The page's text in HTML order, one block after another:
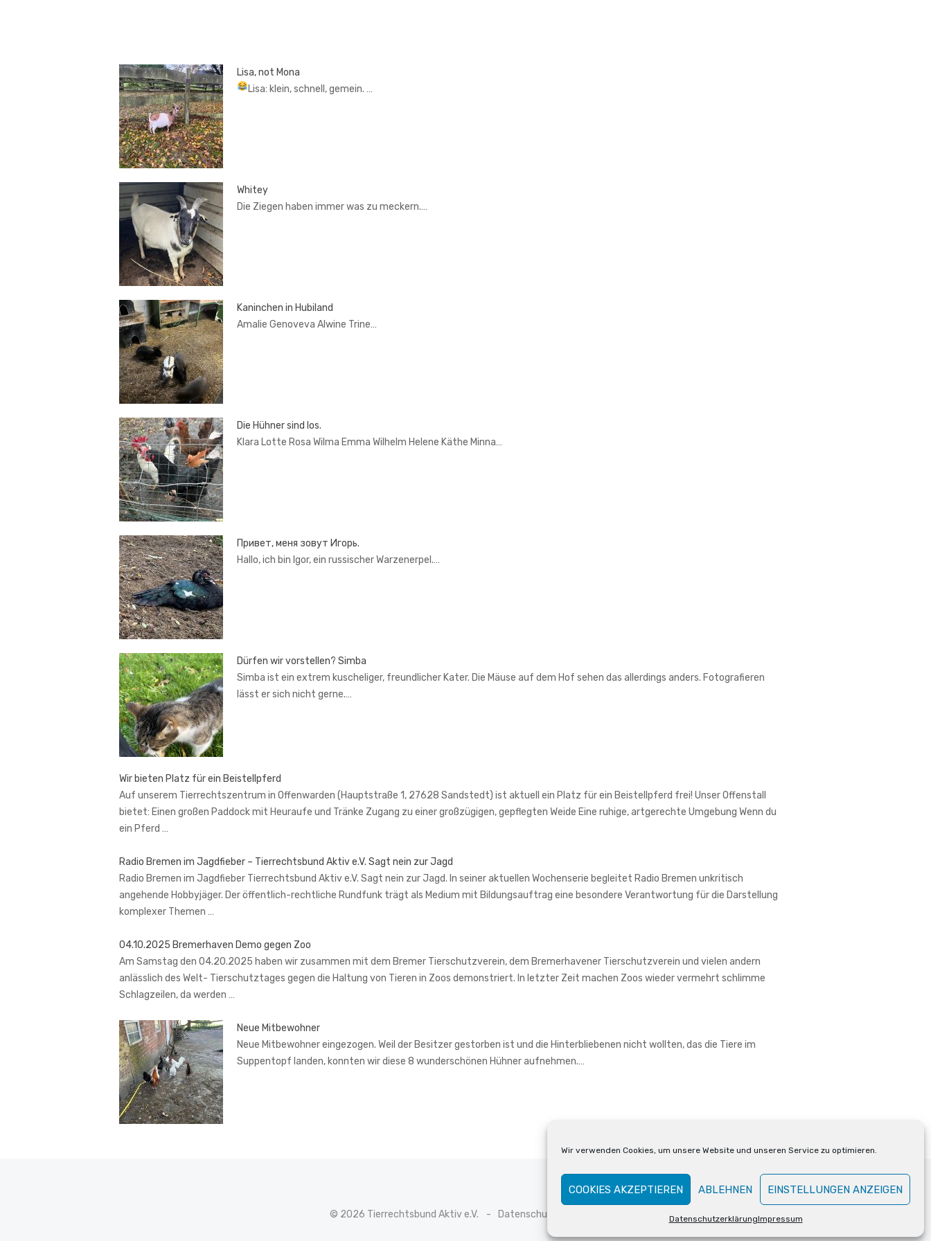
Wir verwenden Cookies, um unsere Website und unseren Service zu optimieren.
COOKIES AKZEPTIEREN ABLEHNEN EINSTELLUNGEN ANZEIGEN
DatenschutzerklärungImpressum
Lisa, not Mona
Lisa: klein, schnell, gemein. …
Whitey
Die Ziegen haben immer was zu meckern.…
Kaninchen in Hubiland
Amalie Genoveva Alwine Trine…
Die Hühner sind los.
Klara Lotte Rosa Wilma Emma Wilhelm Helene Käthe Minna…
Привет, меня зовут Игорь.
Hallo, ich bin Igor, ein russischer Warzenerpel.…
Dürfen wir vorstellen? Simba
Simba ist ein extrem kuscheliger, freundlicher Kater. Die Mäuse auf dem Hof sehen das allerdings anders. Fotografieren
lässt er sich nicht gerne.…
Wir bieten Platz für ein Beistellpferd
Auf unserem Tierrechtszentrum in Offenwarden (Hauptstraße 1, 27628 Sandstedt) ist aktuell ein Platz für ein Beistellpferd frei! Unser Offenstall
bietet: Einen großen Paddock mit Heuraufe und Tränke Zugang zu einer großzügigen, gepflegten Weide Eine ruhige, artgerechte Umgebung Wenn du
ein Pferd …
Radio Bremen im Jagdfieber – Tierrechtsbund Aktiv e.V. Sagt nein zur Jagd
Radio Bremen im Jagdfieber Tierrechtsbund Aktiv e.V. Sagt nein zur Jagd. In seiner aktuellen Wochenserie begleitet Radio Bremen unkritisch
angehende Hobbyjäger. Der öffentlich-rechtliche Rundfunk trägt als Medium mit Bildungsauftrag eine besondere Verantwortung für die Darstellung
komplexer Themen …
04.10.2025 Bremerhaven Demo gegen Zoo
Am Samstag den 04.20.2025 haben wir zusammen mit dem Bremer Tierschutzverein, dem Bremerhavener Tierschutzverein und vielen andern
anlässlich des Welt- Tierschutztages gegen die Haltung von Tieren in Zoos demonstriert. In letzter Zeit machen Zoos wieder vermehrt schlimme
Schlagzeilen, da werden …
Neue Mitbewohner
Neue Mitbewohner eingezogen. Weil der Besitzer gestorben ist und die Hinterbliebenen nicht wollten, das die Tiere im
Suppentopf landen, konnten wir diese 8 wunderschönen Hühner aufnehmen.…
© 2026 Tierrechtsbund Aktiv e.V. Datenschutzerklärung